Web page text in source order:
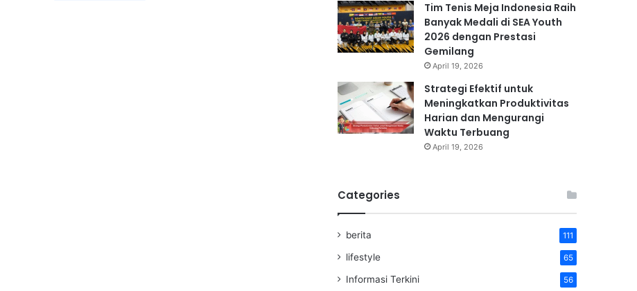
Tim Tenis Meja Indonesia Raih
Banyak Medali di SEA Youth
2026 dengan Prestasi
Gemilang
April 19, 2026
Strategi Efektif untuk
Meningkatkan Produktivitas
Harian dan Mengurangi
Waktu Terbuang
April 19, 2026
Categories
berita 111
lifestyle 65
Informasi Terkini 56